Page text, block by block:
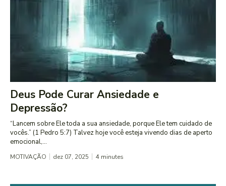
Deus Pode Curar Ansiedade e
Depressão?
“Lancem sobre Ele toda a sua ansiedade, porque Ele tem cuidado de
vocês.” (1 Pedro 5:7) Talvez hoje você esteja vivendo dias de aperto
emocional,...
MOTIVAÇÃO dez 07, 2025 4 minutes